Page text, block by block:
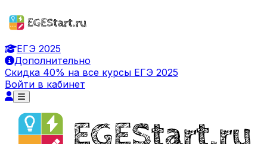
ЕГЭ 2025
Дополнительно
Скидка 40% на все курсы ЕГЭ 2025
Войти в кабинет